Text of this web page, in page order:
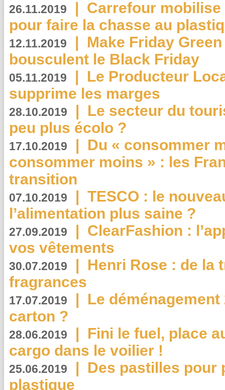
26.11.2019 | Carrefour
pour faire la chasse au
12.11.2019 | Make Friday
bousculent le Black Friday
05.11.2019 | Le Producteur
supprime les marges
28.10.2019 | Le secteur du
peu plus écolo ?
17.10.2019 | Du « consommer
consommer moins » : les
transition
07.10.2019 | TESCO : le
l’alimentation plus saine ?
27.09.2019 | ClearFashion :
vos vêtements
30.07.2019 | Henri Rose : de la
fragrances
17.07.2019 | Le
carton ?
28.06.2019 | Fini le fuel, place
cargo dans le voilier !
25.06.2019 | Des pastilles pour
plastique